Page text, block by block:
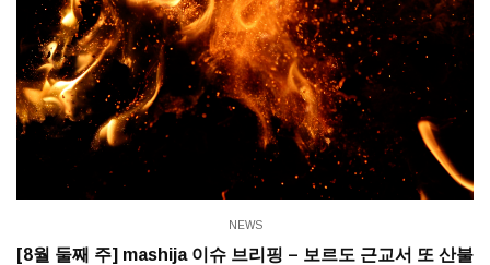
NEWS
[8월 둘째 주] mashija 이슈 브리핑 – 보르도 근교서 또 산불